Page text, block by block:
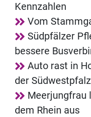
Kennzahlen
Vom
Südpfälzer
bessere
Auto rast in
der Südwestpfalz
Meerjungfrau
dem Rhein aus